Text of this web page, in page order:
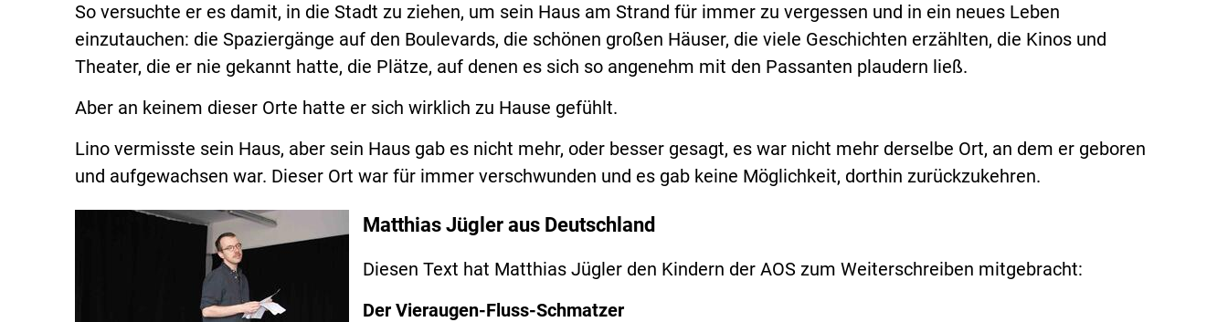
So versuchte er es damit, in die Stadt zu ziehen, um sein Haus am Strand für immer zu vergessen und in ein neues Leben
einzutauchen: die Spaziergänge auf den Boulevards, die schönen großen Häuser, die viele Geschichten erzählten, die Kinos und
Theater, die er nie gekannt hatte, die Plätze, auf denen es sich so angenehm mit den Passanten plaudern ließ.
Aber an keinem dieser Orte hatte er sich wirklich zu Hause gefühlt.
Lino vermisste sein Haus, aber sein Haus gab es nicht mehr, oder besser gesagt, es war nicht mehr derselbe Ort, an dem er geboren
und aufgewachsen war. Dieser Ort war für immer verschwunden und es gab keine Möglichkeit, dorthin zurückzukehren.
Matthias Jügler aus Deutschland
Diesen Text hat Matthias Jügler den Kindern der AOS zum Weiterschreiben mitgebracht:
Der Vieraugen-Fluss-Schmatzer